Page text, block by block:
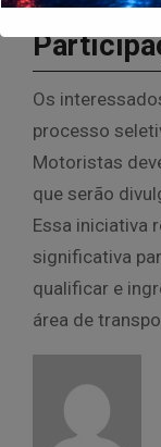
Os
processo
Motoristas
que serão
Essa iniciativa
significativa
qualificar e
área de